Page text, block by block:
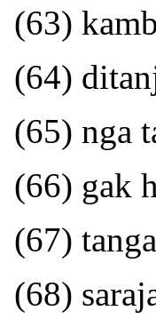
(63)
(64)
(65) nga
(66) gak
(67)
(68)